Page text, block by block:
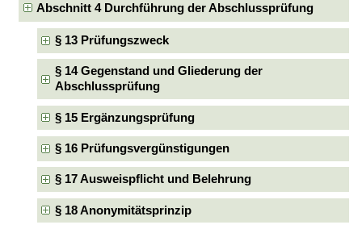
Abschnitt 4 Durchführung der Abschlussprüfung
§ 13 Prüfungszweck
§ 14 Gegenstand und Gliederung der
Abschlussprüfung
§ 15 Ergänzungsprüfung
§ 16 Prüfungsvergünstigungen
§ 17 Ausweispflicht und Belehrung
§ 18 Anonymitätsprinzip